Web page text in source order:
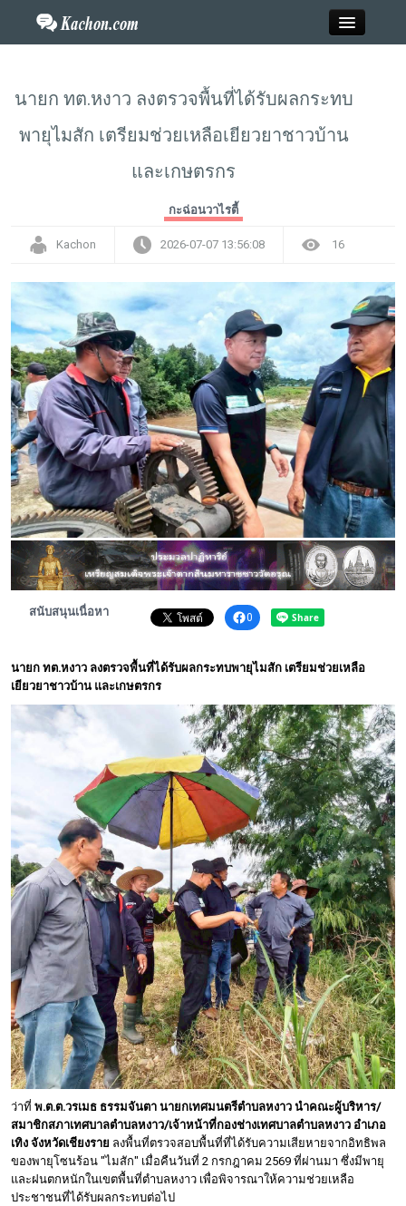
Home
ไลฟ์สไตล์
สังคมออนไลน์
พระดอทกะฉ่อน
กะฉ่อนช้อปปิ้ง
ติดต่อ
นายก ทต.หงาว ลงตรวจพื้นที่ได้รับผลกระทบ
พายุไมสัก เตรียมช่วยเหลือเยียวยาชาวบ้าน
และเกษตรกร
กะฉ่อนวาไรตี้
Kachon 2026-07-07 13:56:08 16
สนับสนุนเนื่อหา 0
นายก ทต.หงาว ลงตรวจพื้นที่ได้รับผลกระทบพายุไมสัก เตรียมช่วยเหลือ
เยียวยาชาวบ้าน และเกษตรกร
ว่าที่ พ.ต.ต.วรเมธ ธรรมจันตา นายกเทศมนตรีตำบลหงาว นำคณะผู้บริหาร/
สมาชิกสภาเทศบาลตำบลหงาว/เจ้าหน้าที่กองช่างเทศบาลตำบลหงาว อำเภอ
เทิง จังหวัดเชียงราย ลงพื้นที่ตรวจสอบพื้นที่ที่ได้รับความเสียหายจากอิทธิพล
ของพายุโซนร้อน "ไมสัก" เมื่อคืนวันที่ 2 กรกฎาคม 2569 ที่ผ่านมา ซึ่งมีพายุ
และฝนตกหนักในเขตพื้นที่ตำบลหงาว เพื่อพิจารณาให้ความช่วยเหลือ
ประชาชนที่ได้รับผลกระทบต่อไป